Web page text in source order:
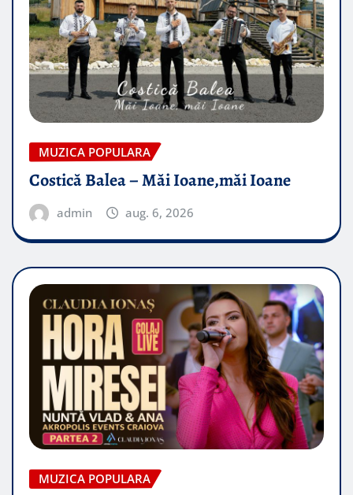
MUZICA POPULARA
Costică Balea – Măi Ioane,măi Ioane
admin aug. 6, 2026
MUZICA POPULARA